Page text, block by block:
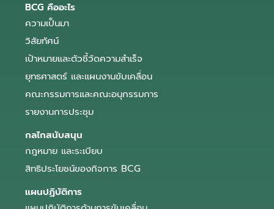
BCG คืออะไร
ความเป็นมา
วิสัยทัศน์
เป้าหมายและตัวชี้วัดความสำเร็จ
ยุทธศาสตร์ และแผนงานขับเคลื่อน
คณะกรรมการและคณะอนุกรรมการ
รายงานการประชุม
กลไกสนับสนุน
กฎหมาย และระเบียบ
สิทธิประโยชน์ของกิจการ BCG
แผนปฏิบัติการ